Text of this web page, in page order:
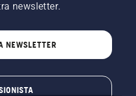
newsletter.
NEWSLETTER